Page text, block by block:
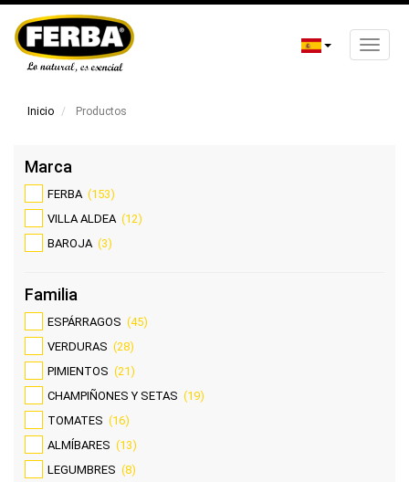
Toggle
Inicio Productos
Marca
FERBA (153)
VILLA ALDEA (12)
BAROJA (3)
Familia
ESPÁRRAGOS (45)
VERDURAS (28)
PIMIENTOS (21)
CHAMPIÑONES Y SETAS (19)
TOMATES (16)
ALMÍBARES (13)
LEGUMBRES (8)